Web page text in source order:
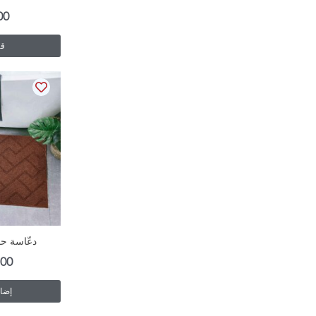
دعّاسة